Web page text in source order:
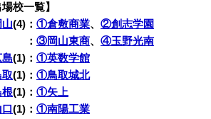
場校一覧】
山(4)： ①倉敷商業、 ②創志学園
： ③岡山東商、 ④玉野光南
島(1)： ①英数学館
(1)： ①鳥取城北
根(1)： ①矢上
(1)： ①南陽工業